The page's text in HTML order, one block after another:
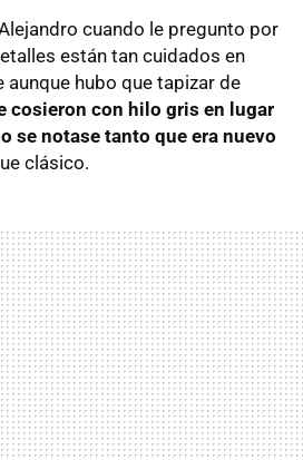
cuando le pregunto por
están tan cuidados en
hubo que tapizar de
cosieron con hilo gris en lugar
se notase tanto que era nuevo
clásico.